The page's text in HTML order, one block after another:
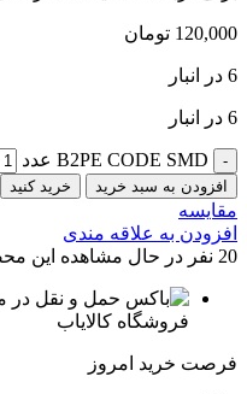
120,000 تومان
6 در انبار
6 در انبار
B2PE CODE SMD عدد
افزودن به سبد خرید خرید کنید
مقایسه
افزودن به علاقه مندی
20 نفر در حال مشاهده این
فروشگاه کالایاب
فرصت خرید امروز